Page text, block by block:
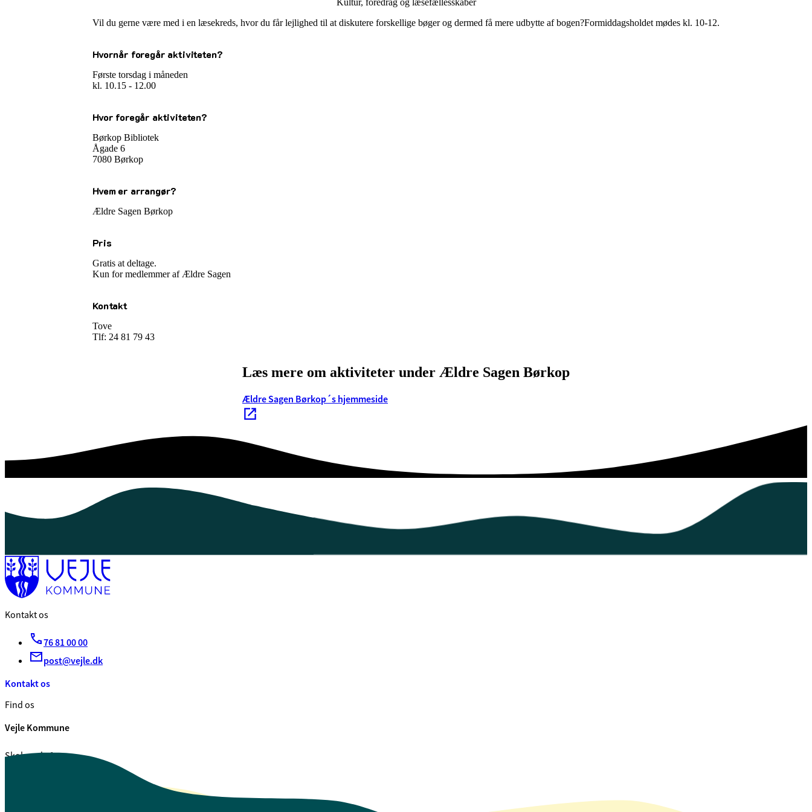
Kultur, foredrag og læsefællesskaber
Vil du gerne være med i en læsekreds, hvor du får lejlighed til at diskutere forskellige bøger og dermed få mere udbytte af bogen?Formiddagsholdet mødes kl. 10-12.
Hvornår foregår aktiviteten?
Første torsdag i måneden
kl. 10.15 - 12.00
Hvor foregår aktiviteten?
Børkop Bibliotek
Ågade 6
7080 Børkop
Hvem er arrangør?
Ældre Sagen Børkop
Pris
Gratis at deltage.
Kun for medlemmer af Ældre Sagen
Kontakt
Tove
Tlf: 24 81 79 43
Læs mere om aktiviteter under Ældre Sagen Børkop
Ældre Sagen Børkop´s hjemmeside
Kontakt os
76 81 00 00
post@vejle.dk
Kontakt os
Find os
Vejle Kommune
Skolegade 1